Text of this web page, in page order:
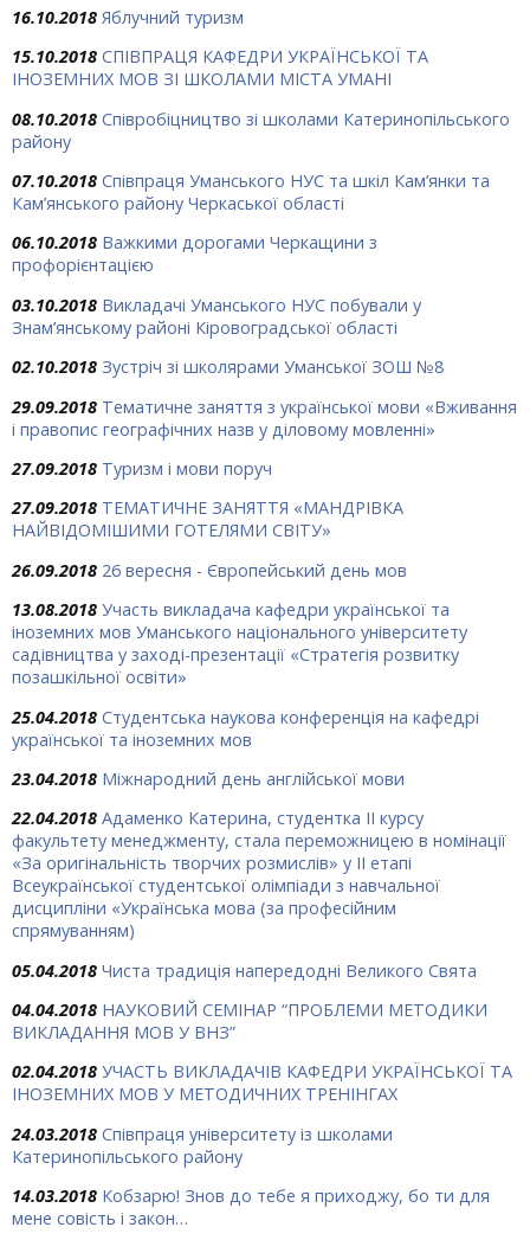
16.10.2018 Яблучний туризм
15.10.2018 СПІВПРАЦЯ КАФЕДРИ УКРАЇНСЬКОЇ ТА
ІНОЗЕМНИХ МОВ ЗІ ШКОЛАМИ МІСТА УМАНІ
08.10.2018 Співробіцництво зі школами Катеринопільського
району
07.10.2018 Співпраця Уманського НУС та шкіл Кам’янки та
Кам’янського району Черкаської області
06.10.2018 Важкими дорогами Черкащини з
профорієнтацією
03.10.2018 Викладачі Уманського НУС побували у
Знам’янському районі Кіровоградської області
02.10.2018 Зустріч зі школярами Уманської ЗОШ №8
29.09.2018 Тематичне заняття з української мови «Вживання
і правопис географічних назв у діловому мовленні»
27.09.2018 Туризм і мови поруч
27.09.2018 ТЕМАТИЧНЕ ЗАНЯТТЯ «МАНДРІВКА
НАЙВІДОМІШИМИ ГОТЕЛЯМИ СВІТУ»
26.09.2018 26 вересня - Європейський день мов
13.08.2018 Участь викладача кафедри української та
іноземних мов Уманського національного університету
садівництва у заході-презентації «Стратегія розвитку
позашкільної освіти»
25.04.2018 Студентська наукова конференція на кафедрі
української та іноземних мов
23.04.2018 Міжнародний день англійської мови
22.04.2018 Адаменко Катерина, студентка ІІ курсу
факультету менеджменту, стала переможницею в номінації
«За оригінальність творчих розмислів» у ІІ етапі
Всеукраїнської студентської олімпіади з навчальної
дисципліни «Українська мова (за професійним
спрямуванням)
05.04.2018 Чиста традиція напередодні Великого Свята
04.04.2018 НАУКОВИЙ СЕМІНАР “ПРОБЛЕМИ МЕТОДИКИ
ВИКЛАДАННЯ МОВ У ВНЗ”
02.04.2018 УЧАСТЬ ВИКЛАДАЧІВ КАФЕДРИ УКРАЇНСЬКОЇ ТА
ІНОЗЕМНИХ МОВ У МЕТОДИЧНИХ ТРЕНІНГАХ
24.03.2018 Співпраця університету із школами
Катеринопільського району
14.03.2018 Кобзарю! Знов до тебе я приходжу, бо ти для
мене совість і закон…